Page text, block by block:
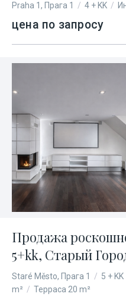
Praha 1, Прага 1 / 4 + KK /
цена по запросу
Продажа
5+kk, Старый
Staré Město, Прага 1 / 5 + KK
m² / Терраса 20 m²